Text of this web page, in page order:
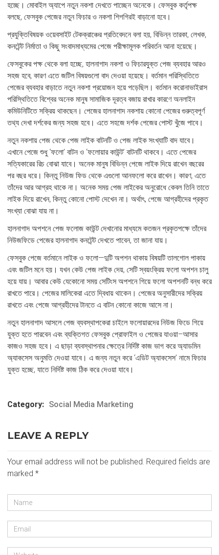
হচ্ছে। মোবাইল অ্যাপে নতুন নকশা দেখতে পাচ্ছেন অনেকে। ফেসবুক কর্তৃপক্ষ
বলছে, ফেসবুক পেজের নতুন ফিচার ও নকশা শিগগিরই বাড়ানো হবে।
প্রযুক্তিবিষয়ক ওয়েবসাইট টেকক্রাঞ্চের প্রতিবেদনে বলা হয়, বিভিন্ন তারকা, লেখক,
কনটেন্ট নির্মাতা ও কিছু সংবাদমাধ্যমের পেজে পরীক্ষামূলক পরিবর্তন আনা হয়েছে।
ফেসবুকের পক্ষ থেকে বলা হচ্ছে, হালনাগাদ নকশা ও ফিচারযুক্ত পেজ ব্যবহার আরও
সহজ হবে, কারণ এতে জটিল বিষয়গুলো বাদ দেওয়া হয়েছে। বর্তমান পরিস্থিতিতে
পেজের ব্যবহার বাড়াতে নতুন নকশা প্রয়োজন হয়ে পড়েছিল। বর্তমান করোনাভাইরাস
পরিস্থিতিতে বিশ্বের অনেক মানুষ সামাজিক দূরত্ব বজায় রাখার কারণে অনলাইন
কমিউনিটিতে সক্রিয় থাকছেন। পেজের হালনাগাদ নকশায় কোনো পেজের গুরুত্বপূর্ণ
তথ্য দেখা দর্শকের জন্য সহজ হবে। এতে সহজে দর্শক পেজের পোস্ট খুঁজে পাবে।
নতুন নকশায় পেজ থেকে পেজ লাইক বাটনটি ও পেজ লাইক সংখ্যাটি বাদ যাবে।
এখানে পেজে শুধু ‘ফলো’ বাটন ও ‘ফলোয়ার কাউন্ট’ বাটনটি থাকবে। এতে পেজের
সত্যিকারের রিচ বোঝা যাবে। অনেক মানুষ বিভিন্ন পেজে লাইক দিয়ে রাখেন বছরের
পর বছর ধরে। কিন্তু নিউজ ফিড থেকে এগুলো আনফলো করে রাখেন। কারণ, এতে
তাঁদের আর আগ্রহ থাকে না। অনেক সময় পেজ লাইকের অনুরোধে কেবল তিনি তাতে
লাইক দিয়ে রাখেন, কিন্তু কোনো পোস্ট দেখেন না। অর্থাৎ, পেজে আগ্রহীদের প্রকৃত
সংখ্যা বোঝা যায় না।
হালনাগাদ অপশনে পেজ ফলোজ কাউন্ট দেখানোর মাধ্যমে কতজন প্রকৃতপক্ষে তাঁদের
নিউজফিডে পেজের হালনাগাদ কনটেন্ট দেখতে পাবেন, তা জানা যায়।
ফেসবুক পেজে বর্তমানে লাইক ও ফলো—দুটি অপশন থাকায় বিষয়টি তালগোল পাকায়
এবং জটিল মনে হয়। যখন কেউ পেজ লাইক দেয়, সেটি স্বয়ংক্রিয় ফলো অপশন চালু
হয়ে যায়। আবার কেউ যেকোনো সময় সেটিংস অপশনে গিয়ে ফলো অপশনটি বন্ধ করে
রাখতে পারে। পেজের মালিকেরা এতে দ্বিধায় থাকেন। পেজের অনুসারীদের সক্রিয়
রাখতে এবং পেজে আগ্রহীদের টানতে এ বাটন কোনো কাজে আসে না।
নতুন হালনাগাদ আসলে পেজ ব্যবস্থাপকেরা চাইলে ফলোয়ারদের নিউজ ফিডে গিয়ে
যুক্ত হতে পারবেন এবং ব্যক্তিগত ফেসবুক প্রোফাইল ও পেজের যাওয়া–আসার
কাজও সহজ হবে। এ ছাড়া ব্যবস্থাপনার ক্ষেত্রে নির্দিষ্ট কাজ ভাগ করে অ্যাডমিন
অ্যাকসেস অনুমতি দেওয়া যাবে। এ জন্য নতুন করে ‘এডিট অ্যাকসেস’ নামে ফিচার
যুক্ত হচ্ছে, যাতে নির্দিষ্ট কাজ ঠিক করে দেওয়া যাবে।
Category: Social Media Marketing
LEAVE A REPLY
Your email address will not be published. Required fields are
marked *